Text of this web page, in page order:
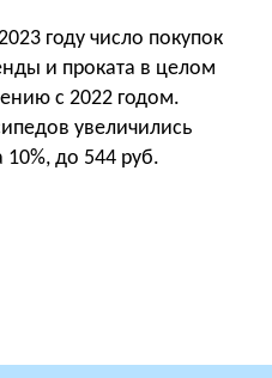
году число покупок
и проката в целом
с 2022 годом.
увеличились
до 544 руб.